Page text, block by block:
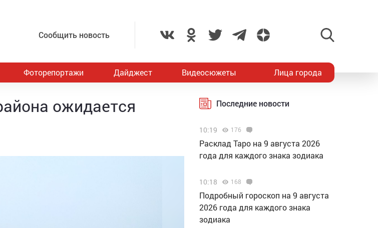
Сообщить новость
Фоторепортажи Дайджест Видеосюжеты Лица города
ожидается Последние новости
10:19 176
Расклад Таро на 9 августа 2026
года для каждого знака зодиака
10:18 168
Подробный гороскоп на 9 августа
2026 года для каждого знака
зодиака